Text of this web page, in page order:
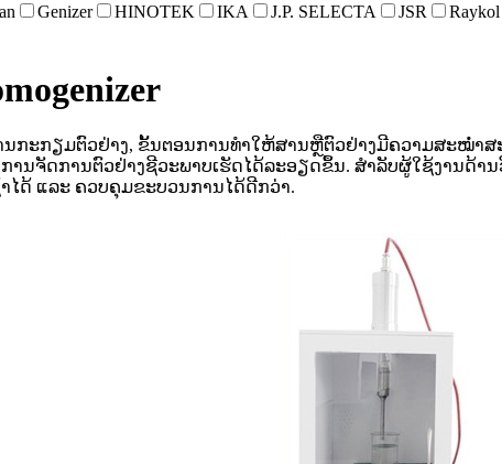
Genizer HINOTEK IKA J.P. SELECTA JSR Raykol
ນກະກຽມຕົວຢ່າງ, ຂັ້ນຕອນການທຳໃຫ້ສານຫຼືຕົວຢ່າງມີຄວາມສະໝ່ຳ
ນຈັດການຕົວຢ່າງຊີວະພາບເຮັດໄດ້ລະອຽດຂຶ້ນ. ສຳລັບຜູ້ໃຊ້ງານດ້ານ
ດ້ ແລະ ຄວບຄຸມຂະບວນການໄດ້ດີກວ່າ.